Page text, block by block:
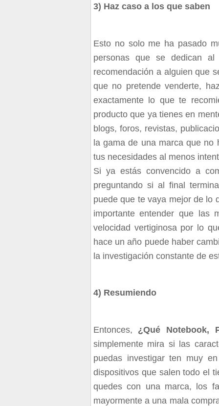
3) Haz caso a los que saben
Esto no solo me ha pasado
personas que se dedican
recomendación a alguien que
que no pretende venderte,
exactamente lo que te
producto que ya tienes en
blogs, foros, revistas,
la gama de una marca que no
tus necesidades al menos
Si ya estás convencido a
preguntando si al final
puede que te vaya mejor de lo
importante entender que las
velocidad vertiginosa por lo
hace un año puede haber
la investigación constante de
4) Resumiendo
Entonces, ¿Qué Notebook,
simplemente mira si las
puedas investigar ten muy
dispositivos que salen todo el
quedes con una marca, los
mayormente a una mala